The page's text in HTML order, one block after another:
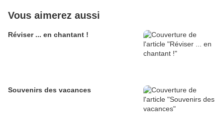
Vous aimerez aussi
Réviser ... en chantant !
Souvenirs des vacances